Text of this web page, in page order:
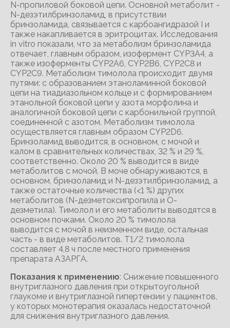
N-пропиловой боковой цепи. Основной метаболит -
N-дезэтилбринзоламид, в присутствии
бринзоламида, связывается с карбоангидразой I и
также накапливается в эритроцитах. Исследования
in vitro показали, что за метаболизм бринзоламида
отвечает, главным образом, изофермент CYP3A4, а
также изоферменты CYP2A6, CYP2B6, CYP2C8 и
CYP2C9. Метаболизм тимолола происходит двумя
путями: с образованием этаноламинной боковой
цепи на тиадиазольном кольце и с формированием
этанольной боковой цепи у азота морфолина и
аналогичной боковой цепи с карбонильной группой,
соединенной с азотом. Метаболизм тимолола
осуществляется главным образом CYP2D6.
Бринзоламид выводится, в основном, с мочой и
калом в сравнительных количествах, 32 % и 29 %,
соответственно. Около 20 % выводится в виде
метаболитов с мочой. В моче обнаруживаются, в
основном, бринзоламид и N-дезэтилбринзоламид, а
также остаточные количества (<1 %) других
метаболитов (N-дезметоксипропила и О-
дезметила). Тимолол и его метаболиты выводятся в
основном почками. Около 20 % тимолола
выводится с мочой в неизменном виде, остальная
часть - в виде метаболитов. Т1/2 тимолола
составляет 4,8 ч после местного применения
препарата АЗАРГА.
Показания к применению: Снижение повышенного
внутриглазного давления при открытоугольной
глаукоме и внутриглазной гипертензии у пациентов,
у которых монотерапия оказалась недостаточной
для снижения внутриглазного давления.